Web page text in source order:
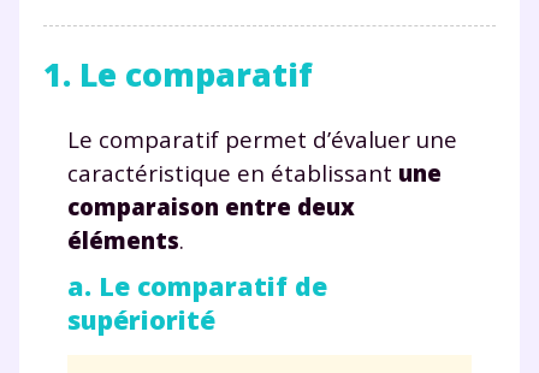
1. Le comparatif
Le comparatif permet d’évaluer une
caractéristique en établissant une
comparaison entre deux
éléments.
a. Le comparatif de
supériorité